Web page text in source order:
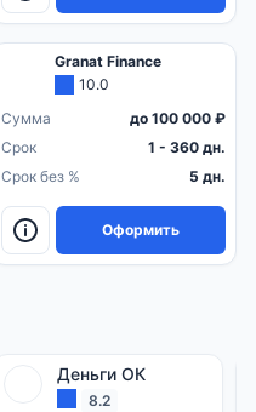
Granat Finance
10.0
Сумма
до 100 000 ₽
Срок
1 - 360 дн.
Срок без %
5 дн.
Оформить
Деньги ОК
8.2